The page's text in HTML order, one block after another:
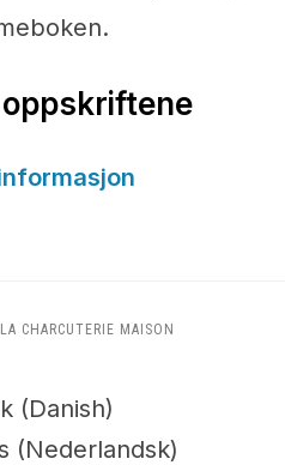
CHARCUTERIE MAISON
(Danish)
(Nederlandsk)